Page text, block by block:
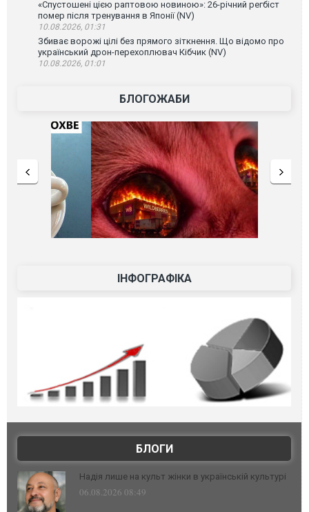
«Спустошені цією раптовою новиною»: 26-річний регбіст
помер після тренування в Японії (NV)
10.08.2026, 01:31
Збиває ворожі цілі без прямого зіткнення. Що відомо про
український дрон-перехоплювач Кібчик (NV)
10.08.2026, 01:01
БЛОГОЖАБИ
ІНФОГРАФІКА
БЛОГИ
Надія лише на культ жінки в українській культурі
06.08.2026 08:49